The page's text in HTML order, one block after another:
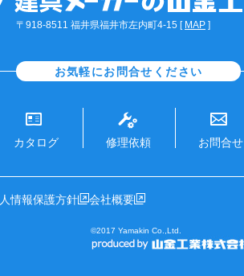
〒918-8511 福井県福井市左内町4-15 [ MAP ]
お気軽にお問合せください
カタログ 修理依頼 お問合せ
情報保護方針 会社概要
©2017 Yamakin Co.,Ltd.